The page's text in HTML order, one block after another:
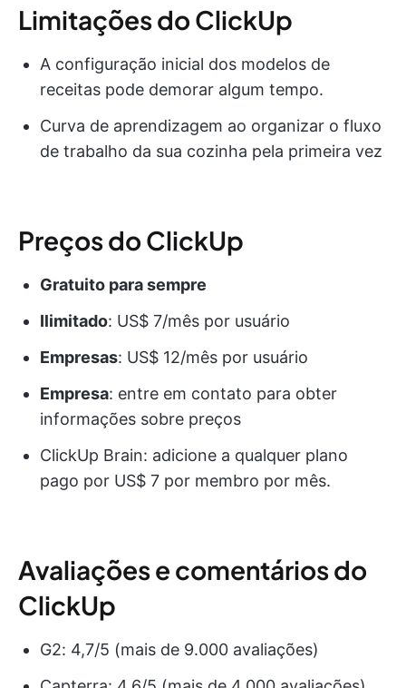
Limitações do ClickUp
A configuração inicial dos modelos de
receitas pode demorar algum tempo.
Curva de aprendizagem ao organizar o fluxo
de trabalho da sua cozinha pela primeira vez
Preços do ClickUp
Gratuito para sempre
Ilimitado: US$ 7/mês por usuário
Empresas: US$ 12/mês por usuário
Empresa: entre em contato para obter
informações sobre preços
ClickUp Brain: adicione a qualquer plano
pago por US$ 7 por membro por mês.
Avaliações e comentários do
ClickUp
G2: 4,7/5 (mais de 9.000 avaliações)